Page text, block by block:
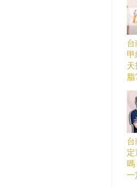
台
甲
天
脂
台
定
嗎
一